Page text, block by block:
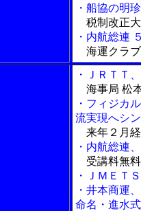
・船協の明
税制改正大
・内航総連
海運クラ
・ＪＲＴＴ
海事局 松
・フィジカ
流実現へシ
来年２月経
・内航総連
受講料無料
・ＪＭＥＴ
・井本商運
命名・進水式